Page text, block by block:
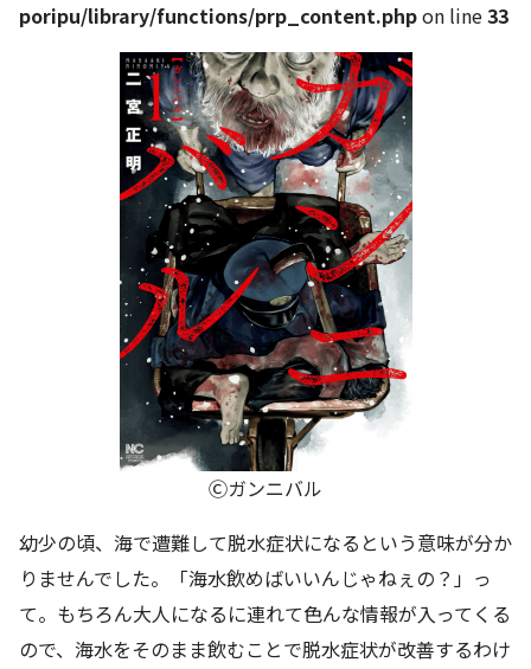
poripu/library/functions/prp_content.phpon line33
Ⓒガンニバル
幼少の頃、海で遭難して脱水症状になるという意味が分か
りませんでした。「海水飲めばいいんじゃねぇの？」っ
て。もちろん大人になるに連れて色んな情報が入ってくる
ので、海水をそのまま飲むことで脱水症状が改善するわけ